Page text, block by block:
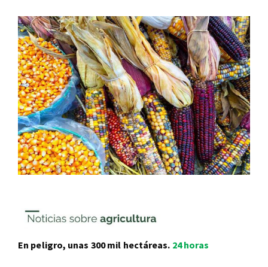
En peligro, unas 300 mil hectáreas. 24 horas